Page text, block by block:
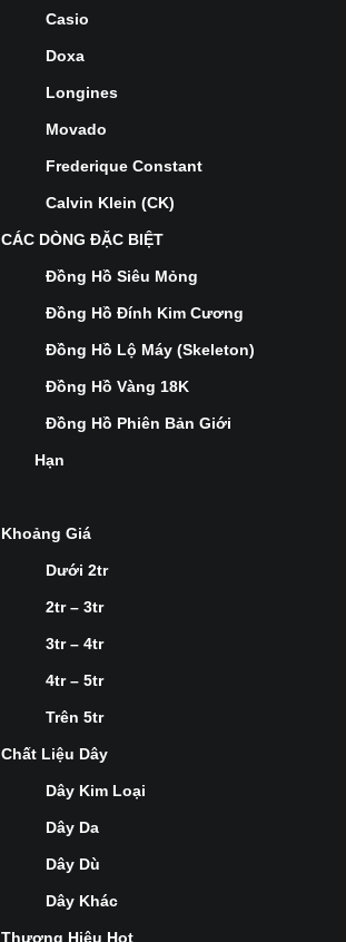
Casio
Doxa
Longines
Movado
Frederique Constant
Calvin Klein (CK)
CÁC DÒNG ĐẶC BIỆT
Đồng Hồ Siêu Mỏng
Đồng Hồ Đính Kim Cương
Đồng Hồ Lộ Máy (Skeleton)
Đồng Hồ Vàng 18K
Đồng Hồ Phiên Bản Giới
Hạn
Khoảng Giá
Dưới 2tr
2tr – 3tr
3tr – 4tr
4tr – 5tr
Trên 5tr
Chất Liệu Dây
Dây Kim Loại
Dây Da
Dây Dù
Dây Khác
Thương Hiệu Hot